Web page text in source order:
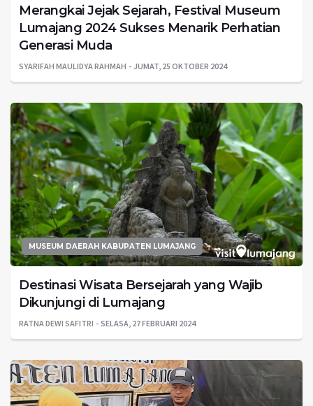
Merangkai Jejak Sejarah, Festival Museum
Lumajang 2024 Sukses Menarik Perhatian
Generasi Muda
SYARIFAH MAULIDYA RAHMAH JUMAT, 25 OKTOBER 2024
MUSEUM DAERAH KABUPATEN LUMAJANG
Destinasi Wisata Bersejarah yang Wajib
Dikunjungi di Lumajang
RATNA DEWI SAFITRI SELASA, 27 FEBRUARI 2024